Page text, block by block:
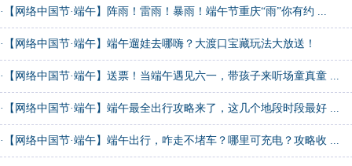
· 【网络中国节·端午】阵雨！雷雨！暴雨！端午节重庆“雨”你有约 ...
· 【网络中国节·端午】端午遛娃去哪嗨？大渡口宝藏玩法大放送！
· 【网络中国节·端午】送票！当端午遇见六一，带孩子来听场童真童 ...
· 【网络中国节·端午】端午最全出行攻略来了，这几个地段时段最好 ...
· 【网络中国节·端午】端午出行，咋走不堵车？哪里可充电？攻略收 ...